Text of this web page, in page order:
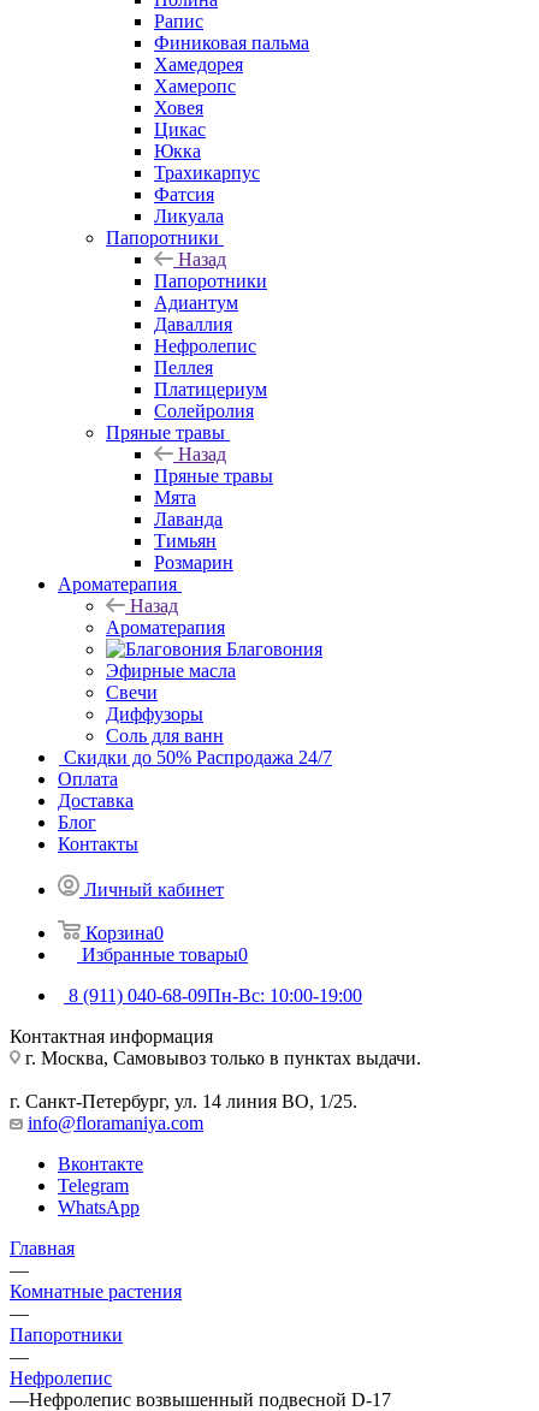
Рапис
Финиковая пальма
Хамедорея
Хамеропс
Ховея
Цикас
Юкка
Трахикарпус
Фатсия
Ликуала
Папоротники
Назад
Папоротники
Адиантум
Даваллия
Нефролепис
Пеллея
Платицериум
Солейролия
Пряные травы
Назад
Пряные травы
Мята
Лаванда
Тимьян
Розмарин
Ароматерапия
Назад
Ароматерапия
Благовония
Эфирные масла
Свечи
Диффузоры
Соль для ванн
Скидки до 50% Распродажа 24/7
Оплата
Доставка
Блог
Контакты
Личный кабинет
Корзина0
Избранные товары0
8 (911) 040-68-09Пн-Вс: 10:00-19:00
Контактная информация
г. Москва, Самовывоз только в пунктах выдачи.
г. Санкт-Петербург, ул. 14 линия ВО, 1/25.
info@floramaniya.com
Вконтакте
Telegram
WhatsApp
Главная
—
Комнатные растения
—
Папоротники
—
Нефролепис
—Нефролепис возвышенный подвесной D-17